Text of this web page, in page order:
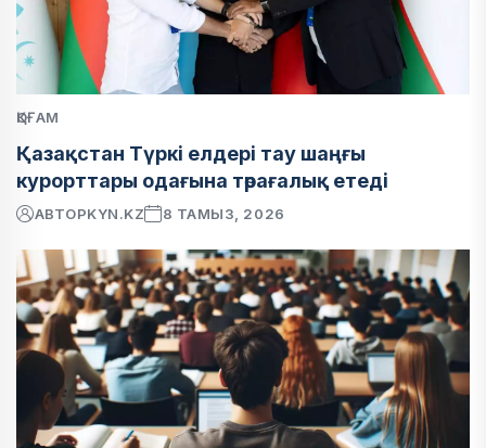
ҚОҒАМ
Қазақстан Түркі елдері тау шаңғы
курорттары одағына төрағалық етеді
АВТОРKYN.KZ 8 ТАМЫЗ, 2026